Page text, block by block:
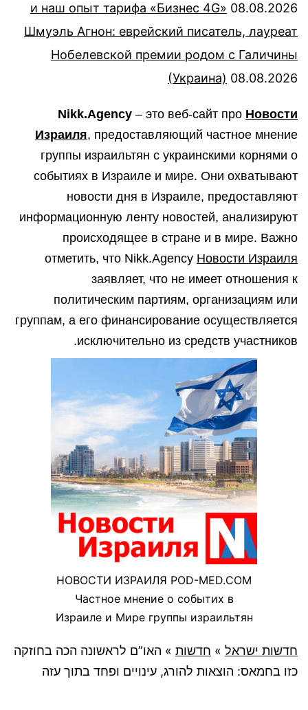
и наш опыт тарифа «Бизнес 4G» 08.08.2026
Шмуэль Агнон: еврейский писатель, лауреат
Нобелевской премии родом с Галичины
(Украина) 08.08.2026
Nikk.Agency – это веб-сайт про Новости
Израиля, предоставляющий частное мнение
группы израильтян с украинскими корнями о
событиях в Израиле и мире. Они охватывают
новости дня в Израиле, предоставляют
информационную ленту новостей, анализируют
происходящее в стране и в мире. Важно
отметить, что Nikk.Agency Новости Израиля
заявляет, что не имеет отношения к
политическим партиям, организациям или
группам, а его финансирование осуществляется
исключительно из средств участников.
НОВОСТИ ИЗРАИЛЯ POD-MED.COM
Частное мнение о событих в
Израиле и Мире группы израильтян
חדשות ישראל » חדשות » האו”ם לראשונה הכה בחוזקה
כזו בחמאס: הוצאות להורג, עינויים ופחד בתוך עזה